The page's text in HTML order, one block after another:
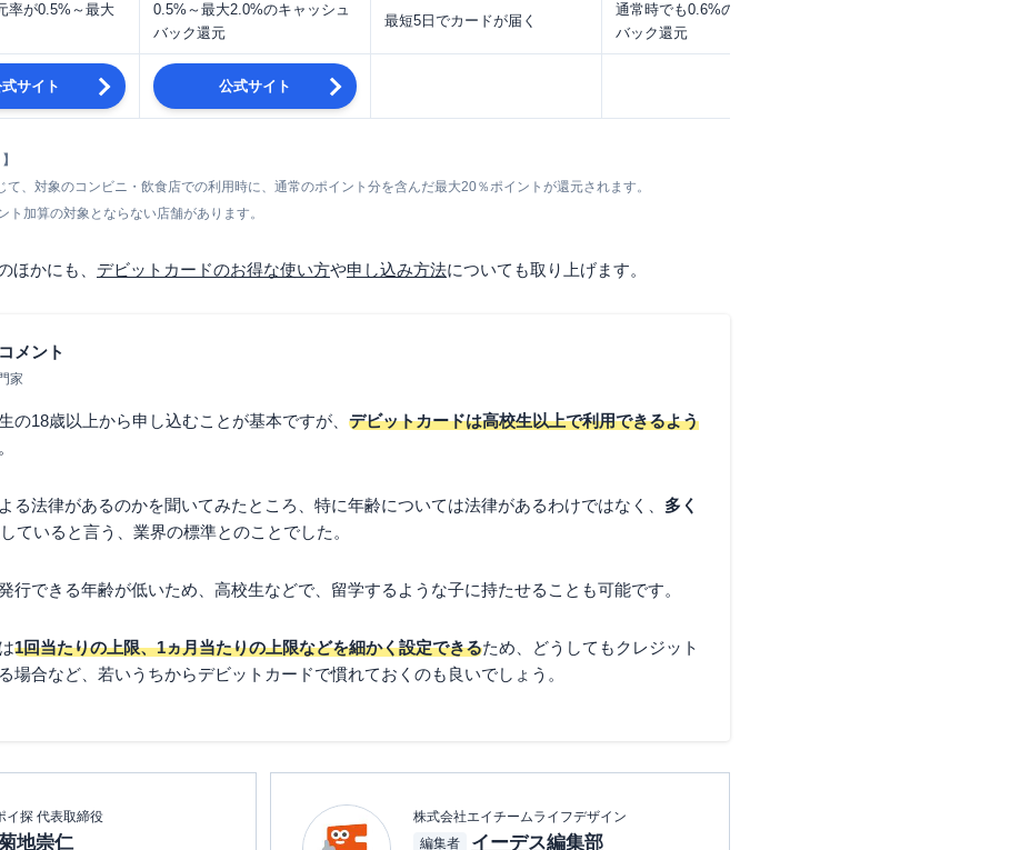
率が0.5%～最大
0.5%～最大2.0%のキャッシュ
バック還元
最短5日でカードが届く
通常時でも0.6%のキャッシュ
バック還元
サイト 公式サイト
、対象のコンビニ・飲食店での利用時に、通常のポイント分を含んだ最大20％ポイントが還元されます。
加算の対象とならない店舗があります。
ほかにも、 デビットカードのお得な使い方や申し込み方法についても取り上げます。
メント
家
の18歳以上から申し込むことが基本ですが、 デビットカードは高校生以上で利用できるよう
る法律があるのかを聞いてみたところ、特に年齢については法律があるわけではなく、 多く
していると言う、業界の標準とのことでした。
行できる年齢が低いため、高校生などで、留学するような子に持たせることも可能です。
1回当たりの上限、1ヵ月当たりの上限などを細かく設定できるため、どうしてもクレジット
場合など、若いうちからデビットカードで慣れておくのも良いでしょう。
イ探 代表取締役
地崇仁
株式会社エイチームライフデザイン
編集者
イーデス編集部